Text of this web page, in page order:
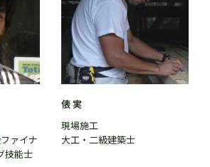
ァイナ
技能士
俵 実
現場施工
大工・二級建築士